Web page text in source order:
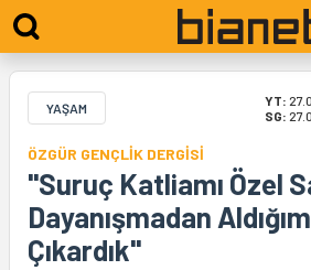
YAŞAM YT:
SG:
ÖZGÜR GENÇLİK DERGİSİ
"Suruç Katliamı Özel
Dayanışmadan
Çıkardık"